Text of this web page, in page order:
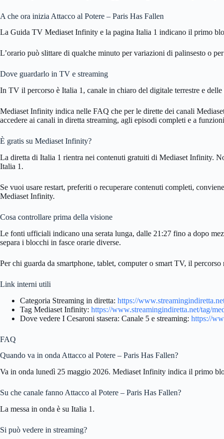
A che ora inizia Attacco al Potere – Paris Has Fallen
La Guida TV Mediaset Infinity e la pagina Italia 1 indicano il primo
L’orario può slittare di qualche minuto per variazioni di palinsesto o
Dove guardarlo in TV e streaming
In TV il percorso è Italia 1, canale in chiaro del digitale terrestre e
Mediaset Infinity indica nelle FAQ che per le dirette dei canali
accedere ai canali in diretta streaming, agli episodi completi e a
È gratis su Mediaset Infinity?
La diretta di Italia 1 rientra nei contenuti gratuiti di Mediaset Infinity.
Italia 1.
Se vuoi usare restart, preferiti o recuperare contenuti completi,
Mediaset Infinity.
Cosa controllare prima della visione
Le fonti ufficiali indicano una serata lunga, dalle 21:27 fino a dopo
separa i blocchi in fasce orarie diverse.
Per chi guarda da smartphone, tablet, computer o smart TV, il
Link interni utili
Categoria Streaming in diretta: https://
Tag Mediaset Infinity: https://www.streamingindiretta.net/tag/
Dove vedere I Cesaroni stasera: Canale 5 e streaming: https://
FAQ
Quando va in onda Attacco al Potere – Paris Has Fallen?
Va in onda lunedì 25 maggio 2026. Mediaset Infinity indica il primo
Su che canale fanno Attacco al Potere – Paris Has Fallen?
La messa in onda è su Italia 1.
Si può vedere in streaming?